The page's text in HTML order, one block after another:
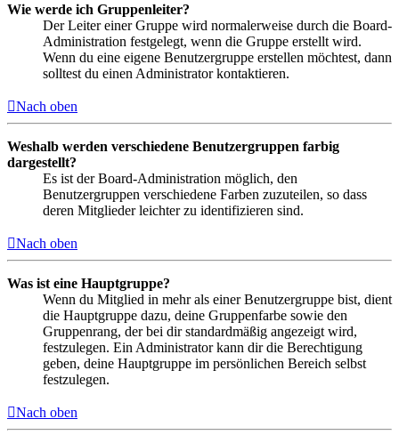
Wie werde ich Gruppenleiter?
Der Leiter einer Gruppe wird normalerweise durch die Board-
Administration festgelegt, wenn die Gruppe erstellt wird.
Wenn du eine eigene Benutzergruppe erstellen möchtest, dann
solltest du einen Administrator kontaktieren.
Nach oben
Weshalb werden verschiedene Benutzergruppen farbig
dargestellt?
Es ist der Board-Administration möglich, den
Benutzergruppen verschiedene Farben zuzuteilen, so dass
deren Mitglieder leichter zu identifizieren sind.
Nach oben
Was ist eine Hauptgruppe?
Wenn du Mitglied in mehr als einer Benutzergruppe bist, dient
die Hauptgruppe dazu, deine Gruppenfarbe sowie den
Gruppenrang, der bei dir standardmäßig angezeigt wird,
festzulegen. Ein Administrator kann dir die Berechtigung
geben, deine Hauptgruppe im persönlichen Bereich selbst
festzulegen.
Nach oben